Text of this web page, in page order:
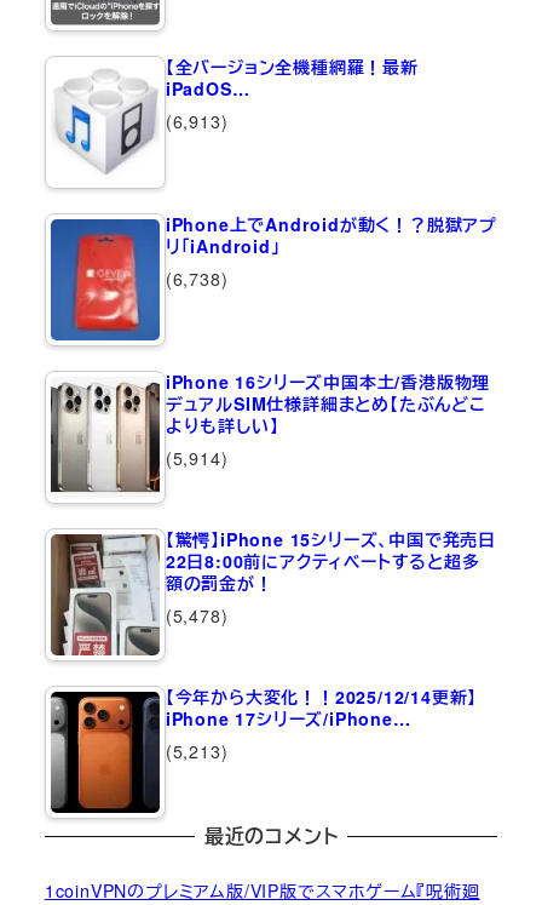
【全バージョン全機種網羅！最新
iPadOS…
(6,913)
iPhone上でAndroidが動く！？脱獄アプ
リ「iAndroid」
(6,738)
iPhone 16シリーズ中国本土/香港版物理
デュアルSIM仕様詳細まとめ【たぶんどこ
よりも詳しい】
(5,914)
【驚愕】iPhone 15シリーズ、中国で発売日
22日8:00前にアクティベートすると超多
額の罰金が！
(5,478)
【今年から大変化！！2025/12/14更新】
iPhone 17シリーズ/iPhone…
(5,213)
最近のコメント
1coinVPNのプレミアム版/VIP版でスマホゲーム『呪術廻